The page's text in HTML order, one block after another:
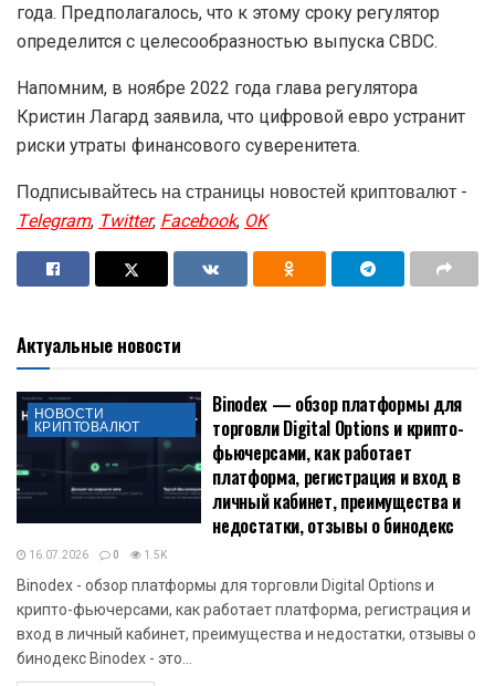
года. Предполагалось, что к этому сроку регулятор
определится с целесообразностью выпуска CBDC.
Напомним, в ноябре 2022 года глава регулятора
Кристин Лагард заявила, что цифровой евро устранит
риски утраты финансового суверенитета.
Подписывайтесь на страницы новостей криптовалют -
Telegram,Twitter,Facebook,OK
Актуальные новости
НОВОСТИ
КРИПТОВАЛЮТ
Binodex — обзор платформы для
торговли Digital Options и крипто-
фьючерсами, как работает
платформа, регистрация и вход в
личный кабинет, преимущества и
недостатки, отзывы о бинодекс
16.07.2026 0 1.5K
Binodex - обзор платформы для торговли Digital Options и
крипто-фьючерсами, как работает платформа, регистрация и
вход в личный кабинет, преимущества и недостатки, отзывы о
бинодекс Binodex - это...